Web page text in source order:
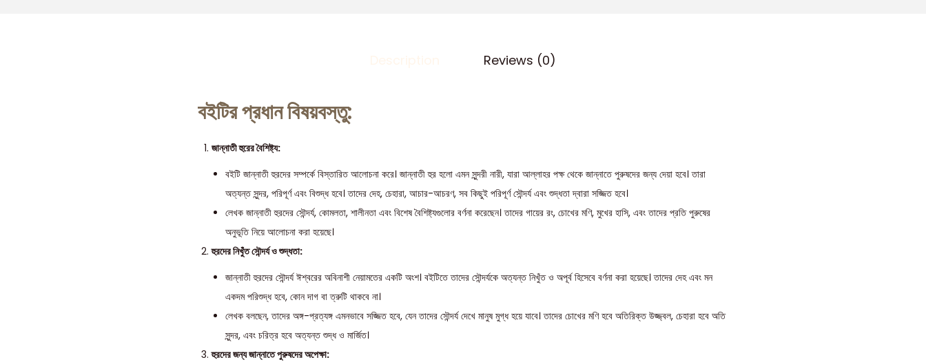
Reviews (0)
বইটির প্রধান বিষয়বস্তু:
জান্নাতী হুরের বৈশিষ্ট্য:
বইটি জান্নাতী হুরদের সম্পর্কে বিস্তারিত আলোচনা করে। জান্নাতী হুর হলো এমন সুন্দরী নারী, যারা আল্লাহর পক্ষ থেকে জান্নাতে পুরুষদের জন্য দেয়া হবে। তারা
অত্যন্ত সুন্দর, পরিপূর্ণ এবং বিশুদ্ধ হবে। তাদের দেহ, চেহারা, আচার-আচরণ, সব কিছুই পরিপূর্ণ সৌন্দর্য এবং শুদ্ধতা দ্বারা সজ্জিত হবে।
লেখক জান্নাতী হুরদের সৌন্দর্য, কোমলতা, শালীনতা এবং বিশেষ বৈশিষ্ট্যগুলোর বর্ণনা করেছেন। তাদের গায়ের রং, চোখের মণি, মুখের হাসি, এবং তাদের প্রতি পুরুষের
অনুভূতি নিয়ে আলোচনা করা হয়েছে।
হুরদের নিখুঁত সৌন্দর্য ও শুদ্ধতা:
জান্নাতী হুরদের সৌন্দর্য ঈশ্বরের অবিনাশী নেয়ামতের একটি অংশ। বইটিতে তাদের সৌন্দর্যকে অত্যন্ত নিখুঁত ও অপূর্ব হিসেবে বর্ণনা করা হয়েছে। তাদের দেহ এবং মন
একদম পরিশুদ্ধ হবে, কোন দাগ বা ত্রুটি থাকবে না।
লেখক বলছেন, তাদের অঙ্গ-প্রত্যঙ্গ এমনভাবে সজ্জিত হবে, যেন তাদের সৌন্দর্য দেখে মানুষ মুগ্ধ হয়ে যাবে। তাদের চোখের মণি হবে অতিরিক্ত উজ্জ্বল, চেহারা হবে অতি
সুন্দর, এবং চরিত্র হবে অত্যন্ত শুদ্ধ ও মার্জিত।
হুরদের জন্য জান্নাতে পুরুষদের অপেক্ষা: